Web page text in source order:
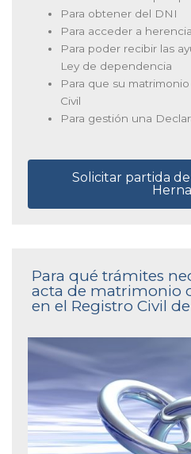
Para obtener del DNI
Para acceder a
Para poder recibir las
Ley de dependencia
Para que su
Civil
Para gestión una
Solicitar partida
Para qué trámites
acta de matrimonio
en el Registro Civil